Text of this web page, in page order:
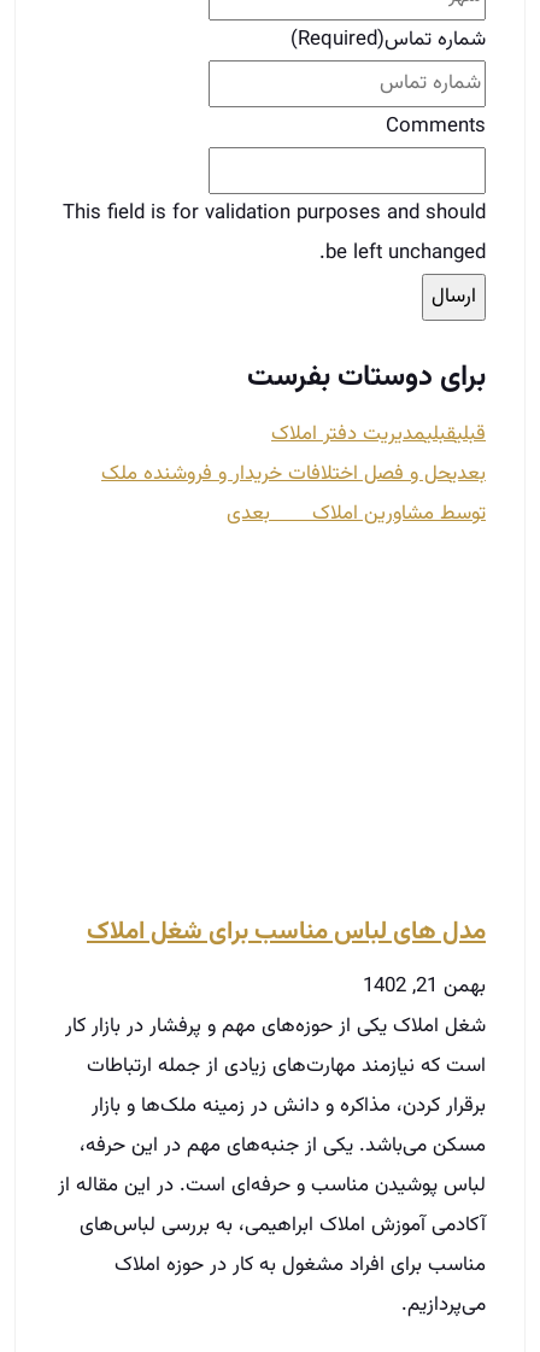
شماره تماس(Required)
Comments
This field is for validation purposes and should
be left unchanged.
برای دوستات بفرست
قبلیقبلیمدیریت دفتر املاک
بعدیحل و فصل اختلافات خریدار و فروشنده ملک
توسط مشاورین املاکبعدی
مدل های لباس مناسب برای شغل املاک
بهمن 21, 1402
شغل املاک یکی از حوزه‌های مهم و پرفشار در بازار کار
است که نیازمند مهارت‌های زیادی از جمله ارتباطات
برقرار کردن، مذاکره و دانش در زمینه ملک‌ها و بازار
مسکن می‌باشد. یکی از جنبه‌های مهم در این حرفه،
لباس‌ پوشیدن مناسب و حرفه‌ای است. در این مقاله از
آکادمی آموزش املاک ابراهیمی، به بررسی لباس‌های
مناسب برای افراد مشغول به کار در حوزه املاک
می‌پردازیم.